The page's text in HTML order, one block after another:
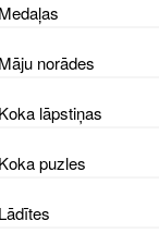
Medaļas
Māju norādes
Koka lāpstiņas
Koka puzles
Lādītes